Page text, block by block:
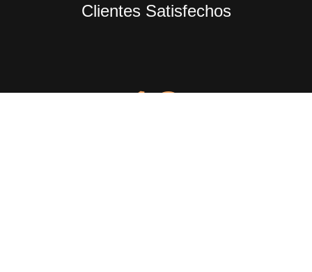
Clientes Satisfechos
10